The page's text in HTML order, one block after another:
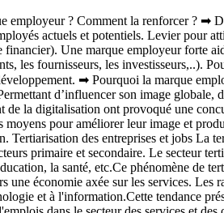
Tertiarisation des entreprises et jobs La tertiarisation des entreprises françaises fait référence au processus par lequel l'économie française se déplace vers un secteur tertiaire plus important, au détriment des secteurs primaire et secondaire. Le secteur tertiaire englobe les activités de services, tels que les services financiers, les services professionnels, les technologies de l'information, le commerce de détail, le tourisme, l'éducation, la santé, etc.Ce phénomène de tertiarisation est observé dans de nombreux pays développés, y compris la France. Il est souvent associé à la transition d'une économie basée sur la production de biens vers une économie axée sur les services. Les raisons de cette évolution peuvent inclure la mondialisation, l'automatisation croissante des activités de production et la demande croissante de services liés à la technologie et à l'information.Cette tendance présente à la fois des avantages et des défis pour l'économie française. Les avantages comprennent une plus grande diversification des activités économiques, la création d'emplois dans le secteur des services et des opportunités d'innovation et de croissance. Cependant, il peut également y avoir des défis tels que la pression sur les emplois dans les secteurs primaire et secondaire, la nécessité de maintenir la compétitivité dans une économie mondialisée et la précarité de certains emplois dans le secteur des services.Il est important de trouver un équilibre entre les secteurs primaire, secondaire et tertiaire pour assurer une croissance économique équilibrée. La transformation digitale au coeur de la marque employeur Les employeurs doivent s'adapter à la transformation digitale qui impacte une entreprise, à commencer par la marque employeur. Ils doivent donc démontrer leur capacité à innover, à utiliser les technologies avancées et à offrir une expérience collaborateur exceptionnelle pour attirer et fidéliser